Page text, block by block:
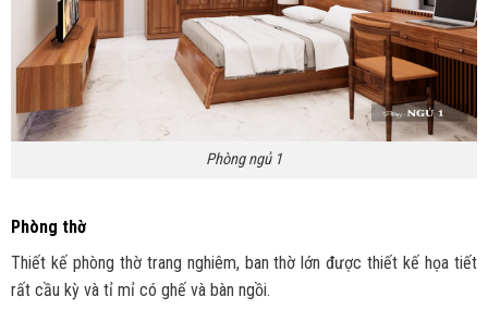
Phòng ngủ 1
Phòng thờ
Thiết kế phòng thờ trang nghiêm, ban thờ lớn được thiết kế họa tiết
rất cầu kỳ và tỉ mỉ có ghế và bàn ngồi.